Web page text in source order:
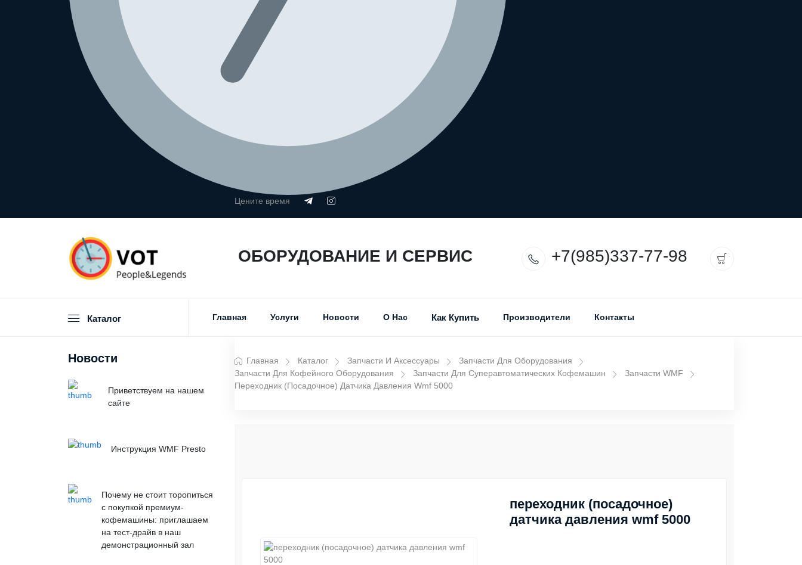
Цените время
ОБОРУДОВАНИЕ И СЕРВИС +7(985)337-77-98
Каталог Главная Услуги Новости О Нас Как Купить Производители Контакты
Новости
Приветствуем на нашем
сайте
Инструкция WMF Presto
Почему не стоит торопиться
с покупкой премиум-
кофемашины: приглашаем
на тест-драйв в наш
демонстрационный зал
Главная Каталог Запчасти И Аксессуары
Запчасти Для Оборудования
Запчасти Для Кофейного Оборудования
Запчасти Для Суперавтоматических Кофемашин
Запчасти WMF
Переходник (посадочное) Датчика Давления Wmf 5000
переходник (посадочное)
датчика давления wmf 5000